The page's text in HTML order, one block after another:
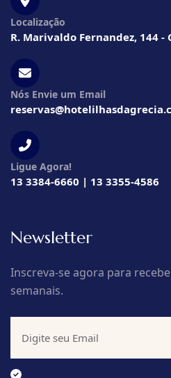
Localização
R. Marivaldo Fernandez, 144 -
Nós Envie um Email
Ligue Agora!
13 3384-6660 | 13 3355-4586
Newsletter
Inscreva-se agora para
semanais.